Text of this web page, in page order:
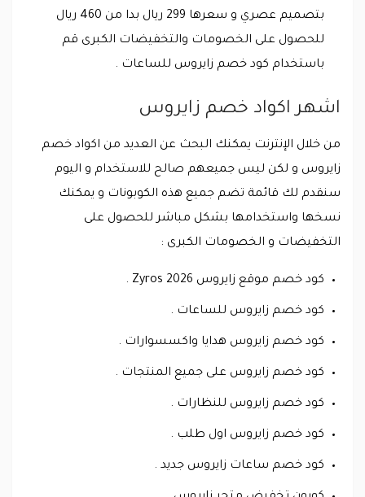
بتصميم عصري و سعرها 299 ريال بدا من 460 ريال
للحصول على الخصومات والتخفيضات الكبرى قم
باستخدام كود خصم زايروس للساعات .
اشهر اكواد خصم زايروس
من خلال الإنترنت يمكنك البحث عن العديد من اكواد خصم
زايروس و لكن ليس جميعهم صالح للاستخدام و اليوم
سنقدم لك قائمة تضم جميع هذه الكوبونات و يمكنك
نسخها واستخدامها بشكل مباشر للحصول على
التخفيضات و الخصومات الكبرى :
كود خصم موقع زايروس 2026 Zyros .
كود خصم زايروس للساعات .
كود خصم زايروس هدايا واكسسوارات .
كود خصم زايروس على جميع المنتجات .
كود خصم زايروس للنظارات .
كود خصم زايروس اول طلب .
كود خصم ساعات زايروس جديد .